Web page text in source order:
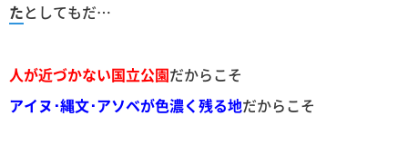
たとしてもだ…
人が近づかない国立公園だからこそ
アイヌ･縄文･アソベが色濃く残る地だからこそ